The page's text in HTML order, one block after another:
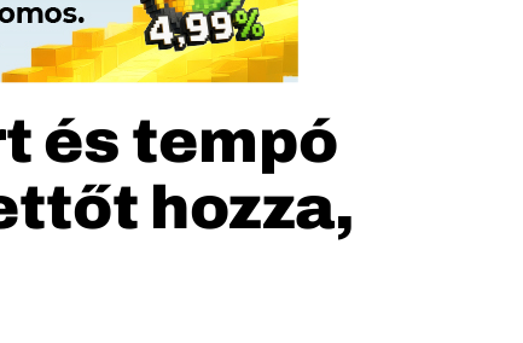
és tempó
hozza,